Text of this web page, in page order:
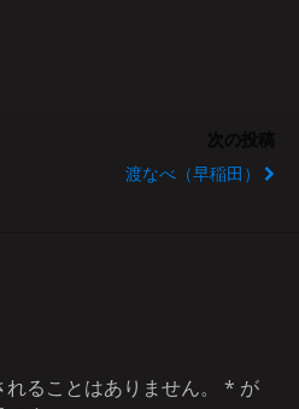
渡なべ（早稲田）
ることはありません。 * が